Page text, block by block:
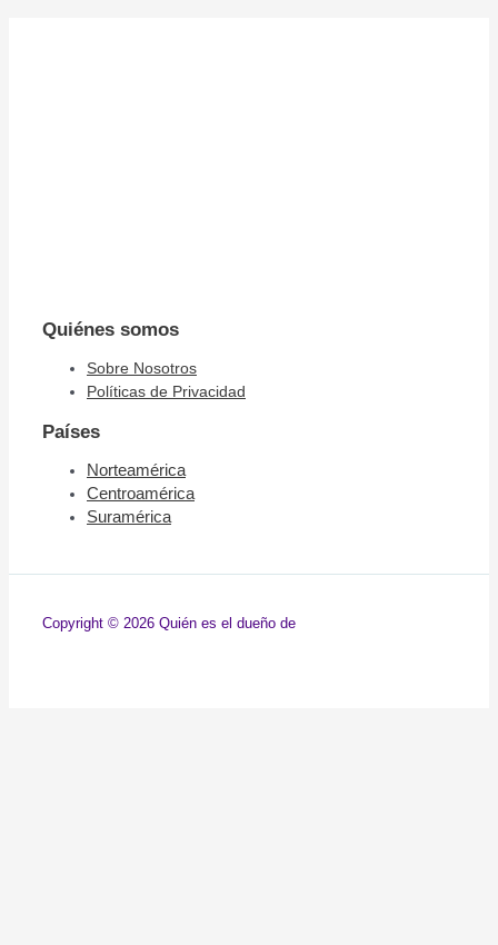
Quiénes somos
Sobre Nosotros
Políticas de Privacidad
Países
Norteamérica
Centroamérica
Suramérica​​
Copyright © 2026 Quién es el dueño de